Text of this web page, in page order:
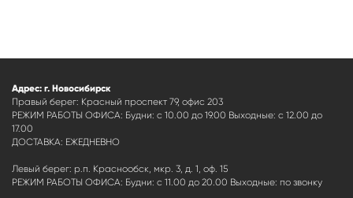
Адрес: г. Новосибирск
Правый берег: Красный проспект 79, офис 203
РЕЖИМ РАБОТЫ ОФИСА: Будни: с 10.00 до 19.00 Выходные: с 12.00 до
17.00
ДОСТАВКА: ЕЖЕДНЕВНО
Левый берег: р.п. Краснообск, мкр. 3, д. 1, оф. 15
РЕЖИМ РАБОТЫ ОФИСА: Будни: с 11.00 до 20.00 Выходные: по звонку